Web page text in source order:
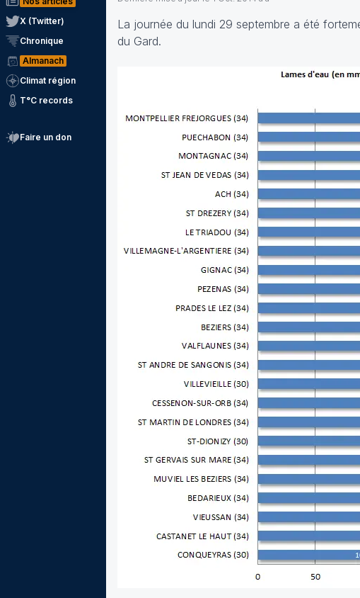
X (Twitter)
Chronique
Almanach
Climat région
T°C records
Faire un don
La journée du lundi 29 septembre a été
du Gard.